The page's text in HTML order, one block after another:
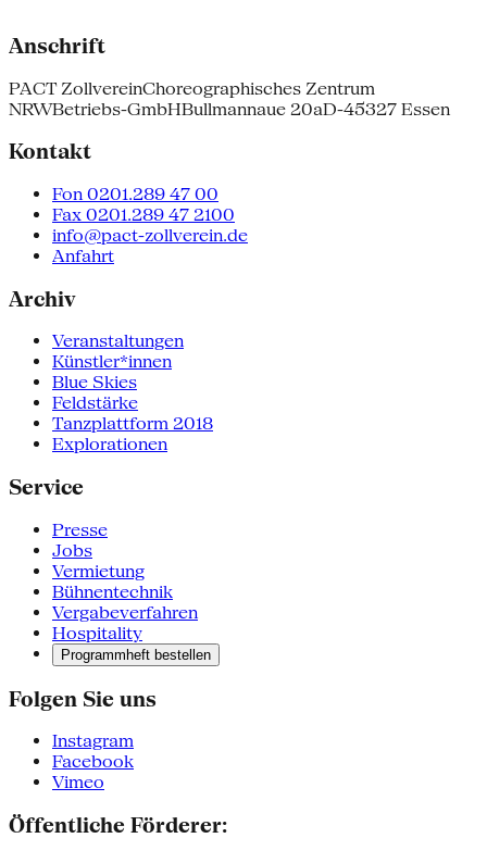
Anschrift
PACT ZollvereinChoreographisches Zentrum
NRWBetriebs-GmbHBullmannaue 20aD-45327 Essen
Kontakt
Fon 0201.289 47 00
Fax 0201.289 47 2100
info@pact-zollverein.de
Anfahrt
Archiv
Veranstaltungen
Künstler*innen
Blue Skies
Feldstärke
Tanzplattform 2018
Explorationen
Service
Presse
Jobs
Vermietung
Bühnentechnik
Vergabeverfahren
Hospitality
Programmheft bestellen
Folgen Sie uns
Instagram
Facebook
Vimeo
Öffentliche Förderer: